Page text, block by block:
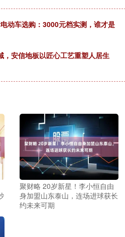
动车选购：3000元档实测，谁才是
，安信地板以匠心工艺重塑人居生
聚财略 20岁新星！李小恒自由
身加盟山东泰山，连场进球获长
约未来可期